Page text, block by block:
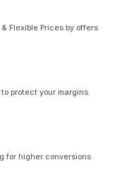
Flexible Prices by offers
protect your margins.
for higher conversions